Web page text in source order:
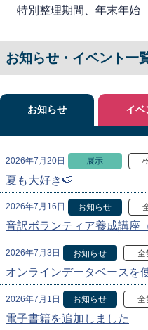
特別整理期間、年末年始
お知らせ・イベント一
お知らせ
2026年7月20日 展示
夏も大好き🍉
2026年7月16日 お知らせ
音訳ボランティア養成講座
2026年7月3日 お知らせ 全
オンラインデータベースを
2026年7月1日 お知らせ 全
電子書籍を追加しました
イベ